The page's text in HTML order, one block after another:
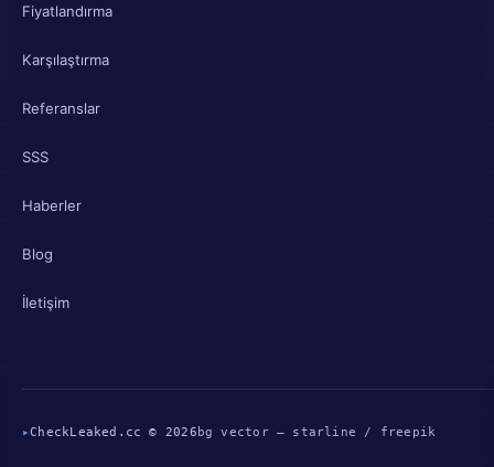
Fiyatlandırma
Karşılaştırma
Referanslar
SSS
Haberler
Blog
İletişim
▸CheckLeaked.cc © 2026 bg vector — starline / freepik